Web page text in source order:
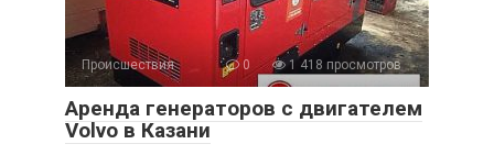
Происшествия 0 1 418 просмотров
Аренда генераторов с двигателем
Volvo в Казани